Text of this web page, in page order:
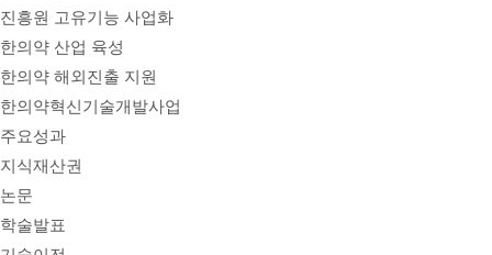
진흥원 고유기능 사업화
한의약 산업 육성
한의약 해외진출 지원
한의약혁신기술개발사업
주요성과
지식재산권
논문
학술발표